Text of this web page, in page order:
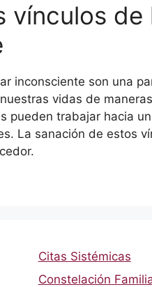
vínculos de
inconsciente son una
vidas de
pueden trabajar hacia
La sanación de estos
Citas Sistémicas
Constelación